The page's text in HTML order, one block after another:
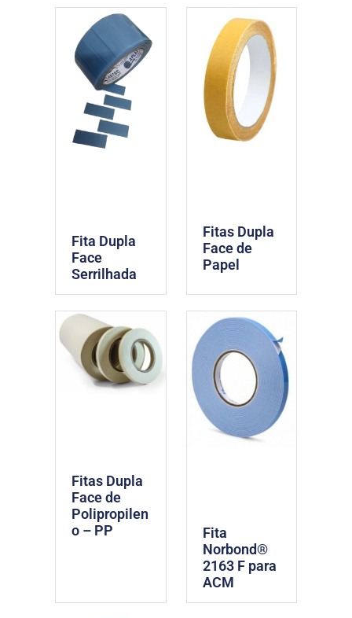
Fita Dupla
Face
Serrilhada
Fitas Dupla
Face de
Papel
Fitas Dupla
Face de
Polipropilen
o – PP
Fita
Norbond®
2163 F para
ACM